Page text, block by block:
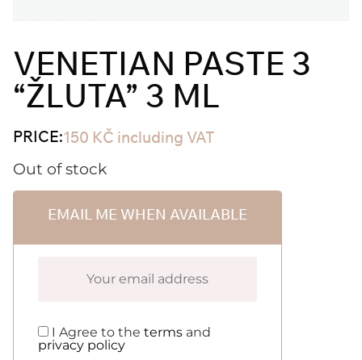
VENETIAN PASTE 3
“ŽLUTA” 3 ML
PRICE:150 KČ including VAT
Out of stock
EMAIL ME WHEN AVAILABLE
I Agree to the terms and
privacy policy